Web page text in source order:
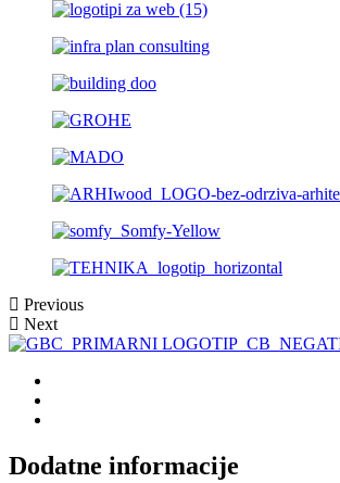
Previous
Next
Dodatne informacije